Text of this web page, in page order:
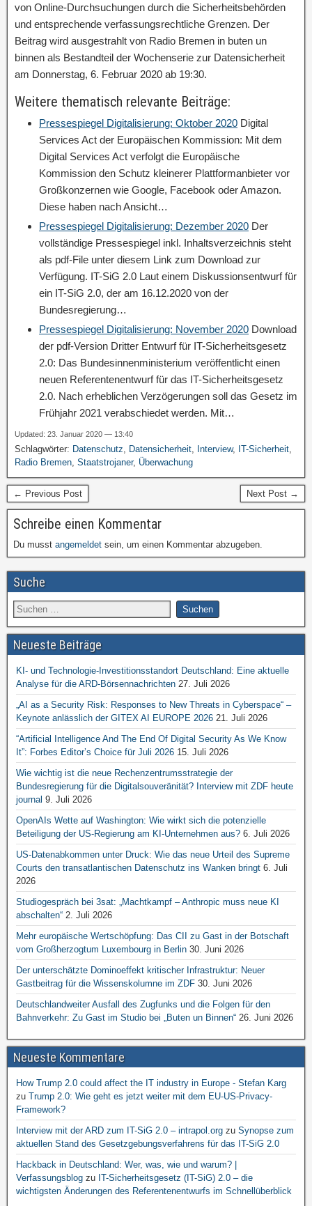
von Online-Durchsuchungen durch die Sicherheitsbehörden
und entsprechende verfassungsrechtliche Grenzen. Der
Beitrag wird ausgestrahlt von Radio Bremen in buten un
binnen als Bestandteil der Wochenserie zur Datensicherheit
am Donnerstag, 6. Februar 2020 ab 19:30.
Weitere thematisch relevante Beiträge:
Pressespiegel Digitalisierung: Oktober 2020 Digital
Services Act der Europäischen Kommission: Mit dem
Digital Services Act verfolgt die Europäische
Kommission den Schutz kleinerer Plattformanbieter vor
Großkonzernen wie Google, Facebook oder Amazon.
Diese haben nach Ansicht…
Pressespiegel Digitalisierung: Dezember 2020 Der
vollständige Pressespiegel inkl. Inhaltsverzeichnis steht
als pdf-File unter diesem Link zum Download zur
Verfügung. IT-SiG 2.0 Laut einem Diskussionsentwurf für
ein IT-SiG 2.0, der am 16.12.2020 von der
Bundesregierung…
Pressespiegel Digitalisierung: November 2020 Download
der pdf-Version Dritter Entwurf für IT-Sicherheitsgesetz
2.0: Das Bundesinnenministerium veröffentlicht einen
neuen Referentenentwurf für das IT-Sicherheitsgesetz
2.0. Nach erheblichen Verzögerungen soll das Gesetz im
Frühjahr 2021 verabschiedet werden. Mit…
Updated: 23. Januar 2020 — 13:40
Schlagwörter: Datenschutz Datensicherheit Interview, IT-Sicherheit
Radio Bremen Staatstrojaner, Überwachung
← Previous Post Next Post →
Schreibe einen Kommentar
Du musst angemeldet sein, um einen Kommentar abzugeben.
Suche
Neueste Beiträge
KI- und Technologie-Investitionsstandort Deutschland: Eine aktuelle
Analyse für die ARD-Börsennachrichten 27. Juli 2026
„AI as a Security Risk: Responses to New Threats in Cyberspace“ –
Keynote anlässlich der GITEX AI EUROPE 2026 21. Juli 2026
“Artificial Intelligence And The End Of Digital Security As We Know
It”: Forbes Editor’s Choice für Juli 2026 15. Juli 2026
Wie wichtig ist die neue Rechenzentrumsstrategie der
Bundesregierung für die Digitalsouveränität? Interview mit ZDF heute
journal 9. Juli 2026
OpenAIs Wette auf Washington: Wie wirkt sich die potenzielle
Beteiligung der US-Regierung am KI-Unternehmen aus? 6. Juli 2026
US-Datenabkommen unter Druck: Wie das neue Urteil des Supreme
Courts den transatlantischen Datenschutz ins Wanken bringt 6. Juli
2026
Studiogespräch bei 3sat: „Machtkampf – Anthropic muss neue KI
abschalten“ 2. Juli 2026
Mehr europäische Wertschöpfung: Das CII zu Gast in der Botschaft
vom Großherzogtum Luxembourg in Berlin 30. Juni 2026
Der unterschätzte Dominoeffekt kritischer Infrastruktur: Neuer
Gastbeitrag für die Wissenskolumne im ZDF 30. Juni 2026
Deutschlandweiter Ausfall des Zugfunks und die Folgen für den
Bahnverkehr: Zu Gast im Studio bei „Buten un Binnen“ 26. Juni 2026
Neueste Kommentare
How Trump 2.0 could affect the IT industry in Europe - Stefan Karg
zu Trump 2.0: Wie geht es jetzt weiter mit dem EU-US-Privacy-
Framework?
Interview mit der ARD zum IT-SiG 2.0 – intrapol.org zu Synopse zum
aktuellen Stand des Gesetzgebungsverfahrens für das IT-SiG 2.0
Hackback in Deutschland: Wer, was, wie und warum? |
Verfassungsblog zu IT-Sicherheitsgesetz (IT-SiG) 2.0 – die
wichtigsten Änderungen des Referentenentwurfs im Schnellüberblick